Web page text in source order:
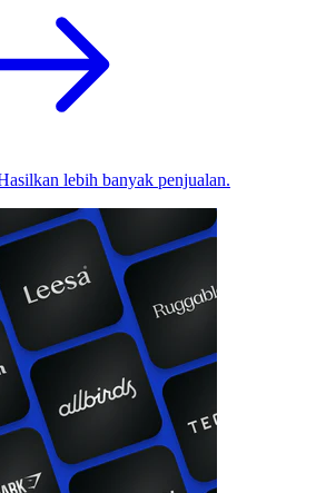
lebih banyak penjualan.